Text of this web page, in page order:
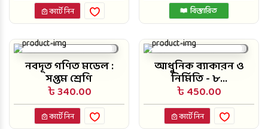
কার্টে নিন বিস্তারিত
নবদূত গণিত মডেল :
সপ্তম শ্রেণি
৳ 340.00
কার্টে নিন
আধুনিক ব্যাকারন ও
নির্মিতি - ৮...
৳ 450.00
কার্টে নিন